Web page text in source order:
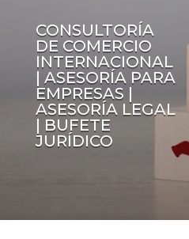
CONSULTORÍA
DE COMERCIO
INTERNACIONAL
| ASESORÍA PARA
EMPRESAS |
ASESORÍA LEGAL
| BUFETE
JURÍDICO